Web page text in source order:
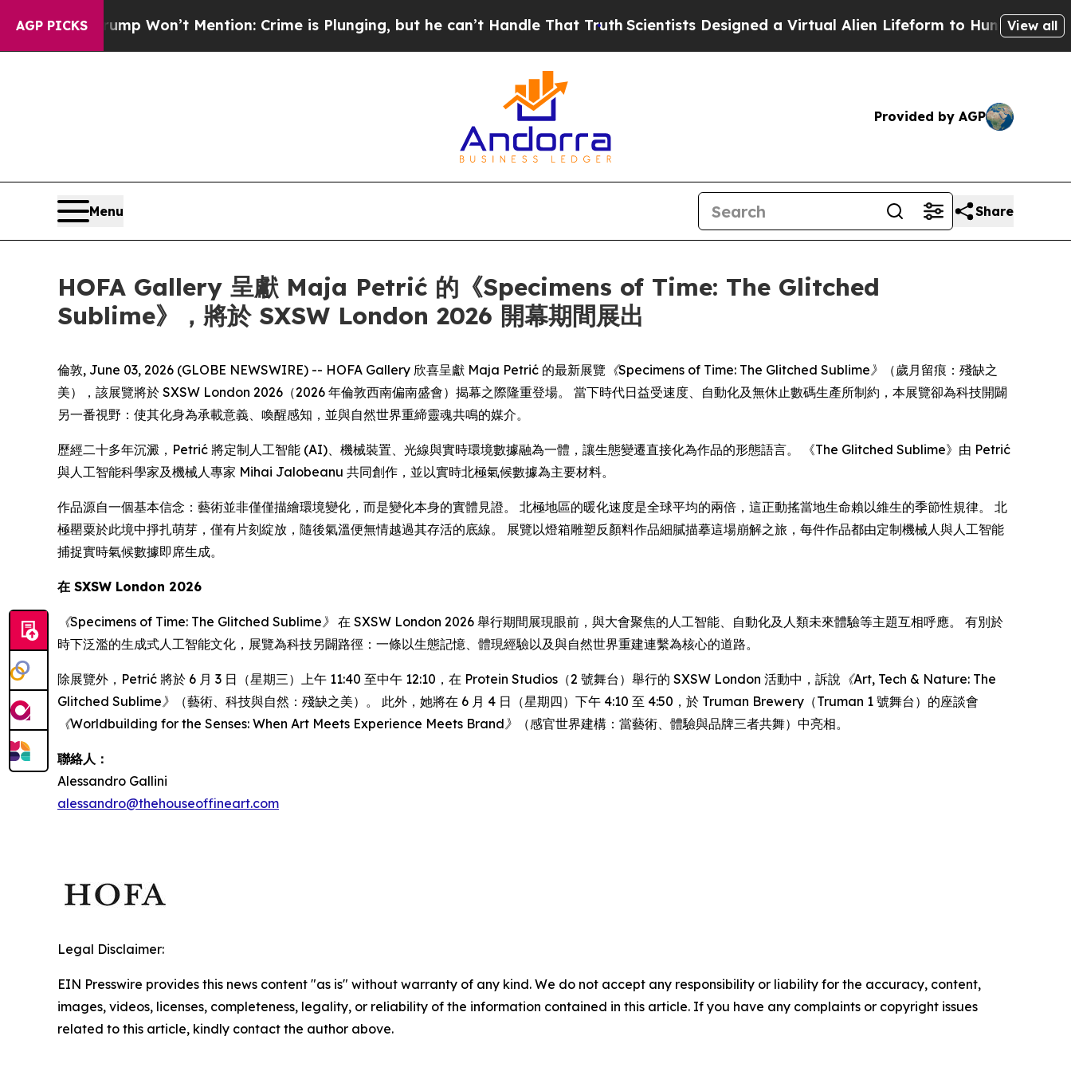
AGP PICKS
News Trump Won’t Mention: Crime is Plunging, but he can’t Handle That Truth Scientists Designed a Virtual Alien Lifeform to Hunt for View all
Provided by AGP
Menu Share
HOFA Gallery 呈獻 Maja Petrić 的《Specimens of Time: The Glitched
Sublime》，將於 SXSW London 2026 開幕期間展出
倫敦, June 03, 2026 (GLOBE NEWSWIRE) -- HOFA Gallery 欣喜呈獻 Maja Petrić 的最新展覽 《Specimens of Time: The Glitched Sublime》
（歲月留痕：殘缺之
美），該展覽將於 SXSW London 2026（2026 年倫敦西南偏南盛會）揭幕之際隆重登場。 當下時代日益受速度、自動化及無休止數碼生產所制約，本展覽卻為科技開闢
另一番視野：使其化身為承載意義、喚醒感知，並與自然世界重締靈魂共鳴的媒介。
歷經二十多年沉澱，Petrić 將定制人工智能 (AI)、機械裝置、光線與實時環境數據融為一體，讓生態變遷直接化為作品的形態語言。 《The Glitched Sublime》由 Petrić
與人工智能科學家及機械人專家 Mihai Jalobeanu 共同創作，並以實時北極氣候數據為主要材料。
作品源自一個基本信念：藝術並非僅僅描繪環境變化，而是變化本身的實體見證。 北極地區的暖化速度是全球平均的兩倍，這正動搖當地生命賴以維生的季節性規律。 北
極罌粟於此境中掙扎萌芽，僅有片刻綻放，隨後氣溫便無情越過其存活的底線。 展覽以燈箱雕塑反顏料作品細膩描摹這場崩解之旅，每件作品都由定制機械人與人工智能
捕捉實時氣候數據即席生成。
在 SXSW London 2026
《Specimens of Time: The Glitched Sublime》 在 SXSW London 2026 舉行期間展現眼前，與大會聚焦的人工智能、自動化及人類未來體驗等主題互相呼應。 有別於
時下泛濫的生成式人工智能文化，展覽為科技另闢路徑：一條以生態記憶、體現經驗以及與自然世界重建連繫為核心的道路。
除展覽外，Petrić 將於 6 月 3 日（星期三）上午 11:40 至中午 12:10，在 Protein Studios（2 號舞台）舉行的 SXSW London 活動中，訴說 《Art, Tech & Nature: The
Glitched Sublime》
（藝術、科技與自然：殘缺之美）。 此外，她將在 6 月 4 日（星期四）下午 4:10 至 4:50，於 Truman Brewery（Truman 1 號舞台）的座談會
《Worldbuilding for the Senses: When Art Meets Experience Meets Brand》
（感官世界建構：當藝術、體驗與品牌三者共舞）中亮相。
聯絡人：
Alessandro Gallini
alessandro@thehouseoffineart.com
Legal Disclaimer:
EIN Presswire provides this news content "as is" without warranty of any kind. We do not accept any responsibility or liability for the accuracy, content,
images, videos, licenses, completeness, legality, or reliability of the information contained in this article. If you have any complaints or copyright issues
related to this article, kindly contact the author above.